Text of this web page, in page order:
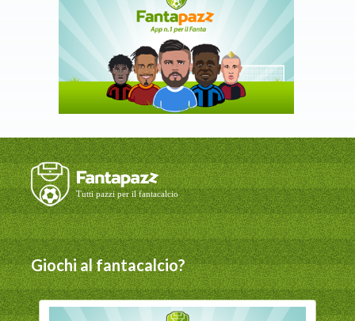
Giochi al fantacalcio?